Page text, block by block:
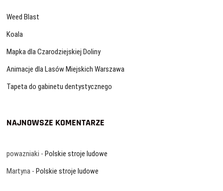
Weed Blast
Koala
Mapka dla Czarodziejskiej Doliny
Animacje dla Lasów Miejskich Warszawa
Tapeta do gabinetu dentystycznego
NAJNOWSZE KOMENTARZE
powazniaki -Polskie stroje ludowe
Martyna -Polskie stroje ludowe